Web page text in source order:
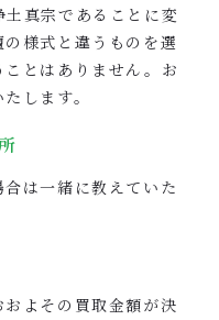
真宗であることに変
様式と違うものを選
とはありません。お
します。
は一緒に教えていた
よその買取金額が決